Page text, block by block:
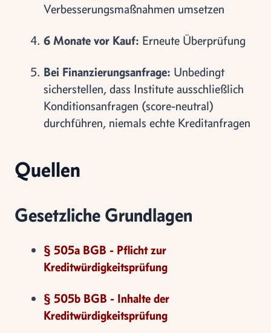
Verbesserungsmaßnahmen umsetzen
6 Monate vor Kauf: Erneute Überprüfung
Bei Finanzierungsanfrage: Unbedingt
sicherstellen, dass Institute ausschließlich
Konditionsanfragen (score-neutral)
durchführen, niemals echte Kreditanfragen
Quellen
Gesetzliche Grundlagen
§ 505a BGB - Pflicht zur
Kreditwürdigkeitsprüfung
§ 505b BGB - Inhalte der
Kreditwürdigkeitsprüfung